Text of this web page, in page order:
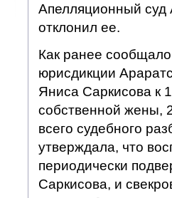
Апелляционный суд
отклонил ее.
Как ранее
юрисдикции
Яниса Саркисова к
собственной жены,
всего судебного
утверждала, что
периодически
Саркисова, и